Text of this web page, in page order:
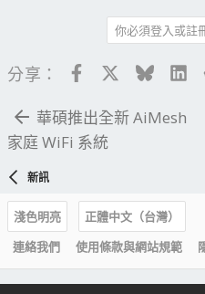
你必須登入或註
分享： Facebook
華碩推出全新 AiMesh
家庭 WiFi 系統
新訊
淺色明亮
正體中文（台灣）
連絡我們
使用條款與網站規範